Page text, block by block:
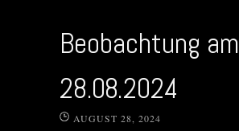
Beobachtung am
28.08.2024
AUGUST 28, 2024